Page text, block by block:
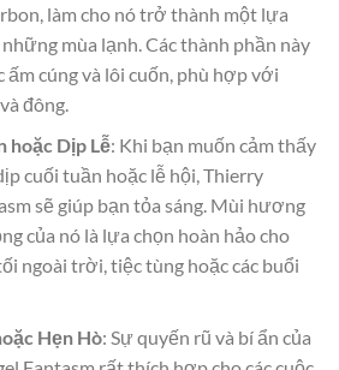
làm cho nó trở thành một lựa
mùa lạnh. Các thành phần này
ấm cúng và lôi cuốn, phù hợp với
đông.
hoặc Dịp Lễ: Khi bạn muốn cảm thấy
cuối tuần hoặc lễ hội, Thierry
sẽ giúp bạn tỏa sáng. Mùi hương
của nó là lựa chọn hoàn hảo cho
ngoài trời, tiệc tùng hoặc các buổi
Hẹn Hò: Sự quyến rũ và bí ẩn của